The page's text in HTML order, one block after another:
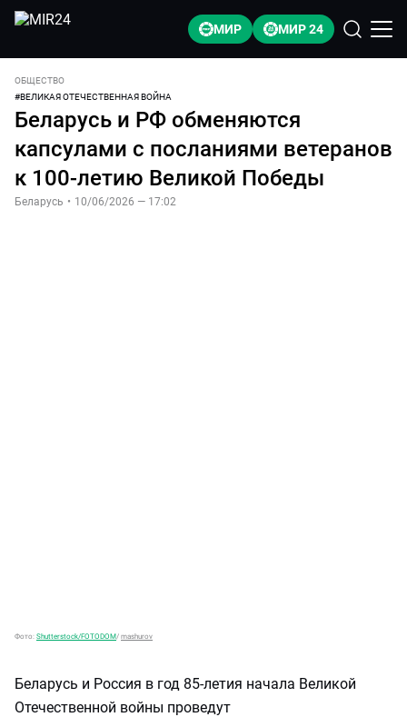
МИР МИР 24
ОБЩЕСТВО
#ВЕЛИКАЯ ОТЕЧЕСТВЕННАЯ ВОЙНА
Беларусь и РФ обменяются
капсулами с посланиями ветеранов
к 100-летию Великой Победы
Беларусь • 10/06/2026 — 17:02
Фото: Shutterstock/FOTODOM/ mashurov
Беларусь и Россия в год 85‑летия начала Великой
Отечественной войны проведут